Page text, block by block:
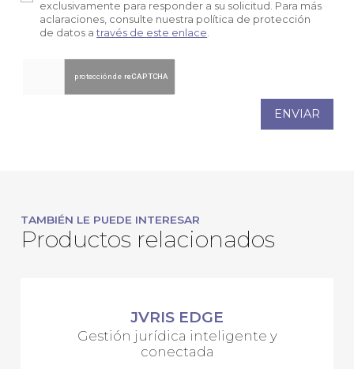
exclusivamente para responder a su solicitud. Para más
aclaraciones, consulte nuestra política de protección
de datos através de este enlace.
ENVIAR
TAMBIÉN LE PUEDE INTERESAR
Productos relacionados
JVRIS EDGE
Gestión jurídica inteligente y
conectada